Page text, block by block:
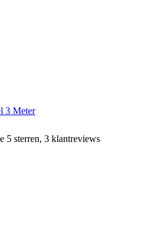
3 Meter
5 sterren, 3 klantreviews